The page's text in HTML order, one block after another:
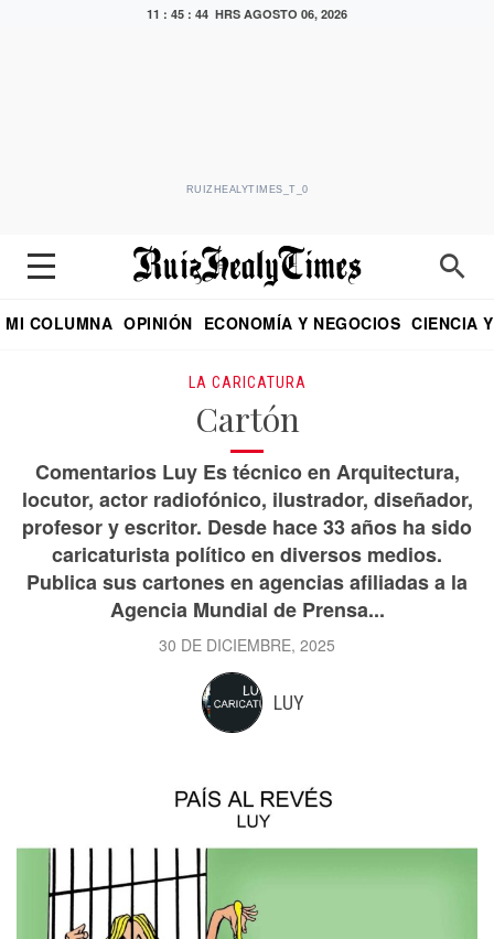
11 : 45 : 44 HRS AGOSTO 06, 2026
RUIZHEALYTIMES_T_0
MI COLUMNA OPINIÓN ECONOMÍA Y NEGOCIOS CIENCIA
LA CARICATURA
Cartón
Comentarios Luy Es técnico en Arquitectura,
locutor, actor radiofónico, ilustrador, diseñador,
profesor y escritor. Desde hace 33 años ha sido
caricaturista político en diversos medios.
Publica sus cartones en agencias afiliadas a la
Agencia Mundial de Prensa...
30 DE DICIEMBRE, 2025
LUY